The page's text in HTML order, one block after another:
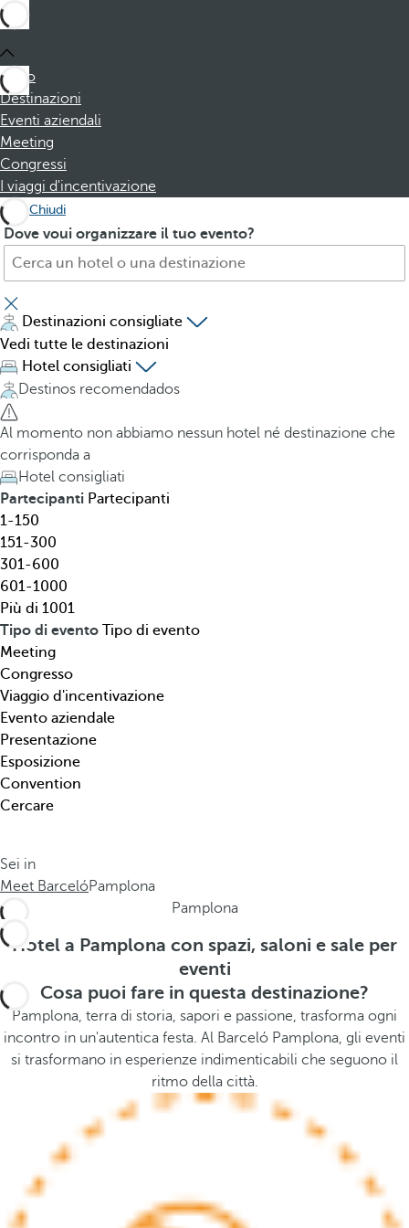
Inizio
Destinazioni
Eventi aziendali
Meeting
Congressi
I viaggi d'incentivazione
Chiudi
Dove voui organizzare il tuo evento?
C
r
c
a
h
o
t
e
l
,
d
e
s
t
i
n
a
z
i
o
n
e
,
t
i
p
o
g
i
a
.
P
e
s
s
i
n
g
t
h
e
d
o
w
n
a
r
r
o
w
k
e
y
o
p
e
n
h
e
p
o
p
n
o
Destinazioni consigliate
Vedi tutte le destinazioni
Hotel consigliati
Destinos recomendados
Al momento non abbiamo nessun hotel né destinazione che
corrisponda a
Hotel consigliati
Partecipanti Partecipanti
1-150
151-300
301-600
601-1000
Più di 1001
Tipo di evento Tipo di evento
Meeting
Congresso
Viaggio d'incentivazione
Evento aziendale
Presentazione
Esposizione
Convention
Cercare
Sei in
Meet BarcelóPamplona
Pamplona
Hotel a Pamplona con spazi, saloni e sale per
eventi
Cosa puoi fare in questa destinazione?
Pamplona, terra di storia, sapori e passione, trasforma ogni
incontro in un'autentica festa. Al Barceló Pamplona, gli eventi
si trasformano in esperienze indimenticabili che seguono il
ritmo della città.